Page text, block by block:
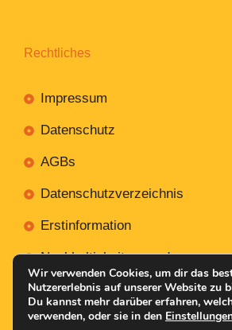
Rechtliches
Impressum
Datenschutz
AGBs
Datenschutzverzeichnis
Erstinformation
Nachhaltigkeitsverordnung
Wir verwenden Cookies, um dir das
Nutzererlebnis auf unserer Website zu
Du kannst mehr darüber erfahren,
verwenden, oder sie in den